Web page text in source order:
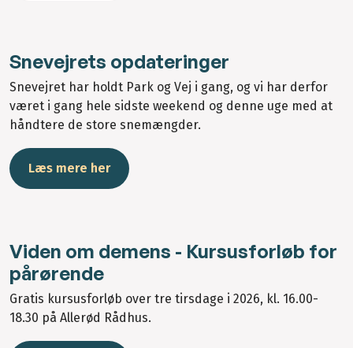
Snevejrets opdateringer
Snevejret har holdt Park og Vej i gang, og vi har derfor
været i gang hele sidste weekend og denne uge med at
håndtere de store snemængder.
Læs mere her
Viden om demens - Kursusforløb for
pårørende
Gratis kursusforløb over tre tirsdage i 2026, kl. 16.00-
18.30 på Allerød Rådhus.